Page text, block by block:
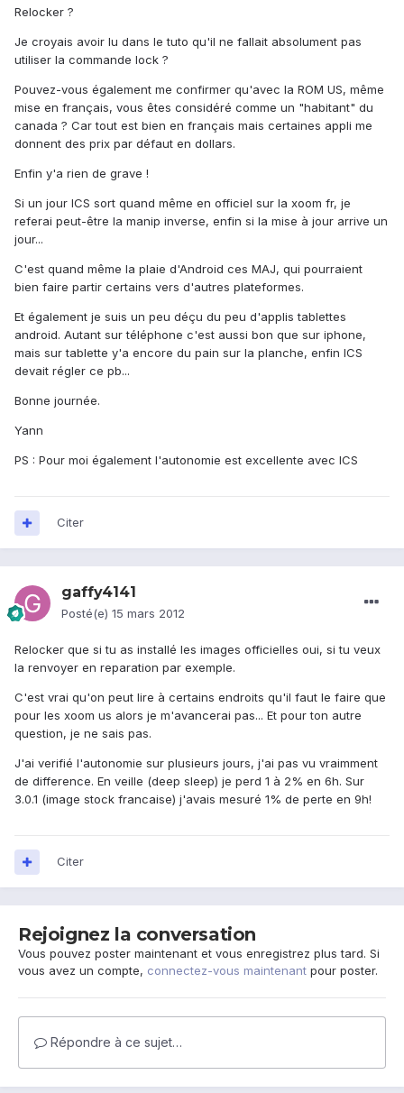
Relocker ?
Je croyais avoir lu dans le tuto qu'il ne fallait absolument pas
utiliser la commande lock ?
Pouvez-vous également me confirmer qu'avec la ROM US, même
mise en français, vous êtes considéré comme un "habitant" du
canada ? Car tout est bien en français mais certaines appli me
donnent des prix par défaut en dollars.
Enfin y'a rien de grave !
Si un jour ICS sort quand même en officiel sur la xoom fr, je
referai peut-être la manip inverse, enfin si la mise à jour arrive un
jour...
C'est quand même la plaie d'Android ces MAJ, qui pourraient
bien faire partir certains vers d'autres plateformes.
Et également je suis un peu déçu du peu d'applis tablettes
android. Autant sur téléphone c'est aussi bon que sur iphone,
mais sur tablette y'a encore du pain sur la planche, enfin ICS
devait régler ce pb...
Bonne journée.
Yann
PS : Pour moi également l'autonomie est excellente avec ICS
Citer
gaffy4141
Posté(e) 15 mars 2012
Relocker que si tu as installé les images officielles oui, si tu veux
la renvoyer en reparation par exemple.
C'est vrai qu'on peut lire à certains endroits qu'il faut le faire que
pour les xoom us alors je m'avancerai pas... Et pour ton autre
question, je ne sais pas.
J'ai verifié l'autonomie sur plusieurs jours, j'ai pas vu vraimment
de difference. En veille (deep sleep) je perd 1 à 2% en 6h. Sur
3.0.1 (image stock francaise) j'avais mesuré 1% de perte en 9h!
Citer
Rejoignez la conversation
Vous pouvez poster maintenant et vous enregistrez plus tard. Si
vous avez un compte, connectez-vous maintenant pour poster.
Répondre à ce sujet…